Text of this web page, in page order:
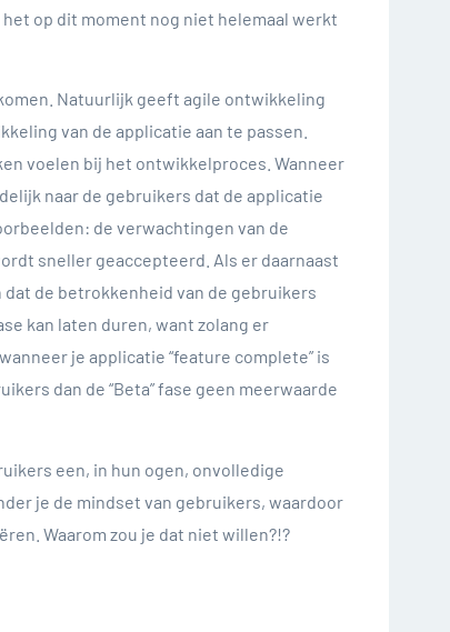
op dit moment nog niet helemaal werkt
Natuurlijk geeft agile ontwikkeling
van de applicatie aan te passen.
voelen bij het ontwikkelproces. Wanneer
naar de gebruikers dat de applicatie
de verwachtingen van de
sneller geaccepteerd. Als er daarnaast
de betrokkenheid van de gebruikers
kan laten duren, want zolang er
je applicatie “feature complete” is
dan de “Beta” fase geen meerwaarde
een, in hun ogen, onvolledige
je de mindset van gebruikers, waardoor
Waarom zou je dat niet willen?!?